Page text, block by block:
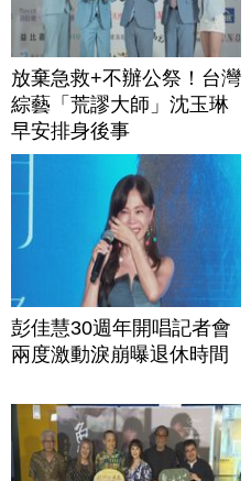
放棄急救+不辦公祭！台灣
綜藝「荒謬大師」沈玉琳
早安排身後事
彭佳慧30週年開唱記者會
兩度激動淚崩曝退休時間